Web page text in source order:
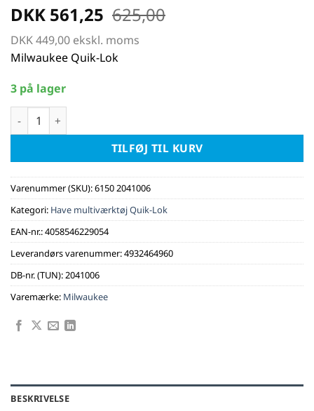
DKK 561,25 625,00
DKK449,00 ekskl. moms
Milwaukee Quik-Lok
3 på lager
Milwaukee forlænger M18 FOPH-EXA antal
TILFØJ TIL KURV
Varenummer (SKU):6150 2041006
Kategori: Have multiværktøj Quik-Lok
EAN-nr.:4058546229054
Leverandørs varenummer:4932464960
DB-nr. (TUN):2041006
Varemærke: Milwaukee
BESKRIVELSE